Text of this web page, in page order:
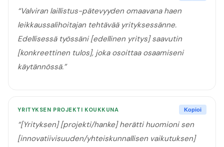
“Valviran laillistus-pätevyyden omaavana haen
leikkaussalihoitajan tehtävää yrityksessänne.
Edellisessä työssäni [edellinen yritys] saavutin
[konkreettinen tulos], joka osoittaa osaamiseni
käytännössä.”
YRITYKSEN PROJEKTI KOUKKUNA Kopioi
“[Yrityksen] [projekti/hanke] herätti huomioni sen
[innovatiivisuuden/yhteiskunnallisen vaikutuksen]